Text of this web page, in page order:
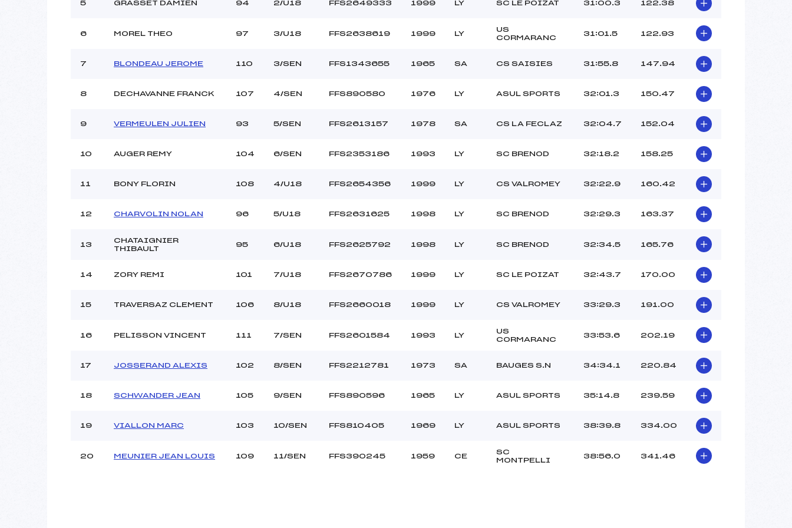
5 GRASSET DAMIEN 94 2/U18 FFS2649333 1999 LY SC LE POIZAT 31:00.3 122.38
6 MOREL THEO 97 3/U18 FFS2638619 1999 LY
US
CORMARANC
31:01.5 122.93
7 BLONDEAU JEROME 110 3/SEN FFS1343655 1965 SA CS SAISIES 31:55.8 147.94
8 DECHAVANNE FRANCK 107 4/SEN FFS890580 1976 LY ASUL SPORTS 32:01.3 150.47
9 VERMEULEN JULIEN 93 5/SEN FFS2613157 1978 SA CS LA FECLAZ 32:04.7 152.04
10 AUGER REMY 104 6/SEN FFS2353186 1993 LY SC BRENOD 32:18.2 158.25
11 BONY FLORIN 108 4/U18 FFS2654356 1999 LY CS VALROMEY 32:22.9 160.42
12 CHARVOLIN NOLAN 96 5/U18 FFS2631625 1998 LY SC BRENOD 32:29.3 163.37
13
CHATAIGNIER
THIBAULT
95 6/U18 FFS2625792 1998 LY SC BRENOD 32:34.5 165.76
14 ZORY REMI 101 7/U18 FFS2670786 1999 LY SC LE POIZAT 32:43.7 170.00
15 TRAVERSAZ CLEMENT 106 8/U18 FFS2660018 1999 LY CS VALROMEY 33:29.3 191.00
16 PELISSON VINCENT 111 7/SEN FFS2601584 1993 LY
US
CORMARANC
33:53.6 202.19
17 JOSSERAND ALEXIS 102 8/SEN FFS2212781 1973 SA BAUGES S.N 34:34.1 220.84
18 SCHWANDER JEAN 105 9/SEN FFS890596 1965 LY ASUL SPORTS 35:14.8 239.59
19 VIALLON MARC 103 10/SEN FFS810405 1969 LY ASUL SPORTS 38:39.8 334.00
20 MEUNIER JEAN LOUIS 109 11/SEN FFS390245 1959 CE
SC
MONTPELLI
38:56.0 341.46